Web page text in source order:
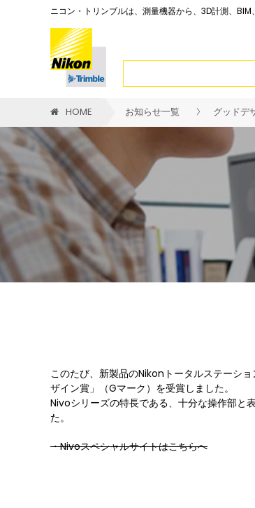
ニコン・トリンブルは、測量機器から、3D計測、
HOME お知らせ一覧 グッドデ
このたび、新製品のNikonトータルステーシ
ザイン賞」（Gマーク）を受賞しました。
Nivoシリーズの特長である、十分な操作部と
た。
・Nivoスペシャルサイトはこちらへ